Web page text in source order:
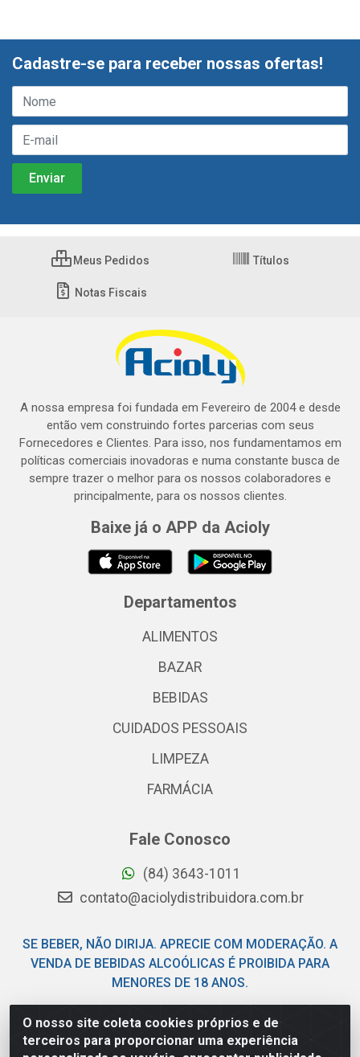
O nosso site coleta cookies próprios e de
terceiros para proporcionar uma experiência
Cadastre-se para receber nossas ofertas!
Meus Pedidos Títulos
Notas Fiscais
A nossa empresa foi fundada em Fevereiro de 2004 e desde
então vem construindo fortes parcerias com seus
Fornecedores e Clientes. Para isso, nos fundamentamos em
políticas comerciais inovadoras e numa constante busca de
sempre trazer o melhor para os nossos colaboradores e
principalmente, para os nossos clientes.
Baixe já o APP da Acioly
Departamentos
ALIMENTOS
BAZAR
BEBIDAS
CUIDADOS PESSOAIS
LIMPEZA
FARMÁCIA
Fale Conosco
(84) 3643-1011
contato@aciolydistribuidora.com.br
SE BEBER, NÃO DIRIJA. APRECIE COM MODERAÇÃO. A
VENDA DE BEBIDAS ALCOÓLICAS É PROIBIDA PARA
MENORES DE 18 ANOS.
Acioly Distribuidora - Av Piloto Pereira Tim - Parque de
Exposições - Parnamirim/RN - CEP 59146-480 - CNPJ